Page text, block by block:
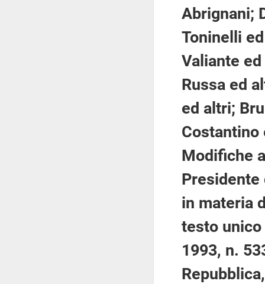
Abrignani;
Toninelli
Valiante
Russa ed
ed altri;
Costantino
Modifiche
Presidente
in materia
testo
1993, n.